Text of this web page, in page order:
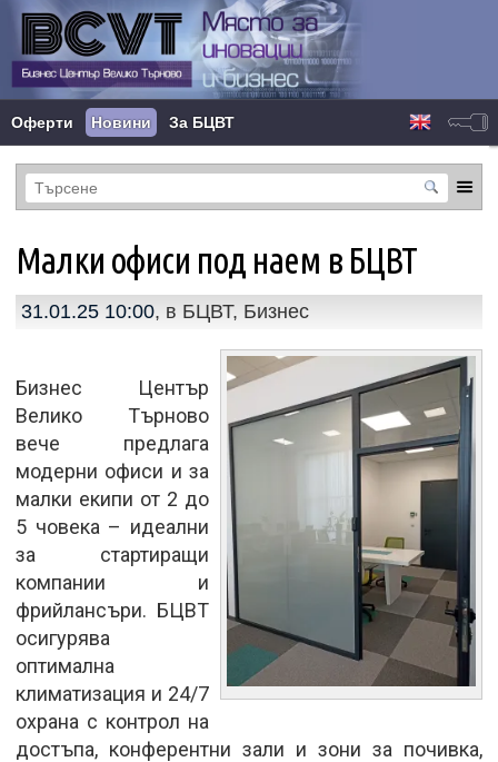
Оферти Новини За БЦВТ
Малки офиси под наем в БЦВТ
31.01.25 10:00, в БЦВТ, Бизнес
Бизнес Център
Велико Търново
вече предлага
модерни офиси и за
малки екипи от 2 до
5 човека – идеални
за стартиращи
компании и
фрийлансъри. БЦВТ
осигурява
оптимална
климатизация и 24/7
охрана с контрол на
достъпа, конферентни зали и зони за почивка,